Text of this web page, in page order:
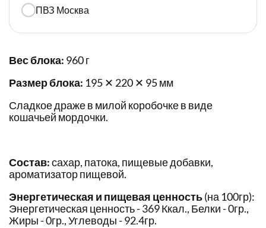
ПВЗ Москва
Вес блока: 960 г
Размер блока: 195 ✕ 220 ✕ 95 мм
Сладкое драже в милой коробочке в виде
кошачьей мордочки.
Состав:сахар, патока, пищевые добавки,
ароматизатор пищевой.
Энергетическая и пищевая ценность(на 100гр):
Энергетическая ценность - 369 Ккал., Белки - 0гр.,
Жиры - 0гр., Углеводы - 92.4гр.